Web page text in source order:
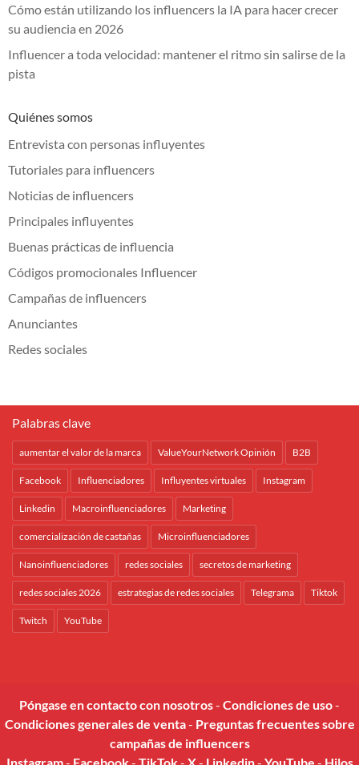
Cómo están utilizando los influencers la IA para hacer crecer
su audiencia en 2026
Influencer a toda velocidad: mantener el ritmo sin salirse de la
pista
Quiénes somos
Entrevista con personas influyentes
Tutoriales para influencers
Noticias de influencers
Principales influyentes
Buenas prácticas de influencia
Códigos promocionales Influencer
Campañas de influencers
Anunciantes
Redes sociales
Palabras clave
aumentar el valor de la marca ValueYourNetwork Opinión B2B
Facebook Influenciadores Influyentes virtuales Instagram
Linkedin Macroinfluenciadores Marketing
comercialización de castañas Microinfluenciadores
Nanoinfluenciadores redes sociales secretos de marketing
redes sociales 2026 estrategias de redes sociales Telegrama Tiktok
Twitch YouTube
Póngase en contacto con nosotros- Condiciones de uso-
Condiciones generales de venta- Preguntas frecuentes sobre
campañas de influencers
Instagram- Facebook- TikTok- X- Linkedin- YouTube - Hilos